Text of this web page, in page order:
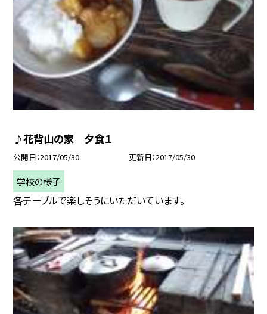
♪花背山の家 夕食１
公開日 2017/05/30 更新日 2017/05/30
学校の様子
各テーブルで楽しそうにいただいています。